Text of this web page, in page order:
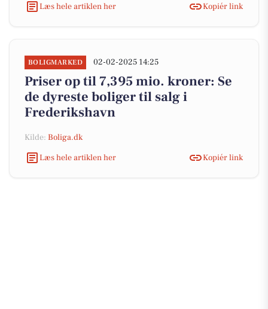
Læs hele artiklen her
Kopiér link
BOLIGMARKED 02-02-2025 14:25
Priser op til 7,395 mio. kroner: Se
de dyreste boliger til salg i
Frederikshavn
Kilde: Boliga.dk
Læs hele artiklen her
Kopiér link